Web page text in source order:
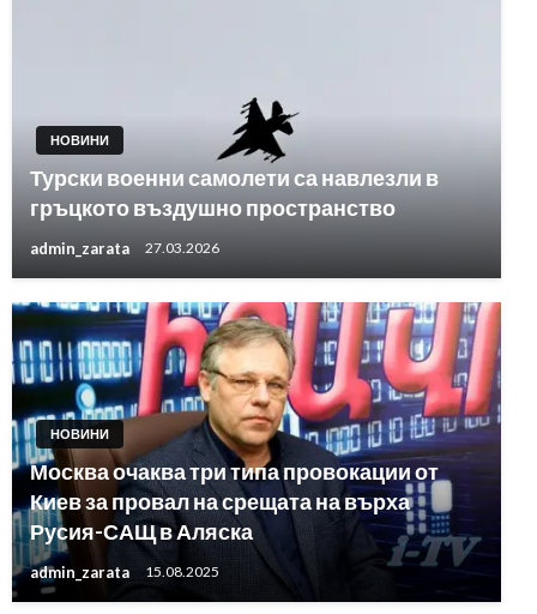
НОВИНИ
Турски военни самолети са навлезли в
гръцкото въздушно пространство
admin_zarata 27.03.2026
НОВИНИ
Москва очаква три типа провокации от
Киев за провал на срещата на върха
Русия-САЩ в Аляска
admin_zarata 15.08.2025